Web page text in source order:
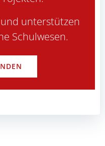
unterstützen
Schulwesen.